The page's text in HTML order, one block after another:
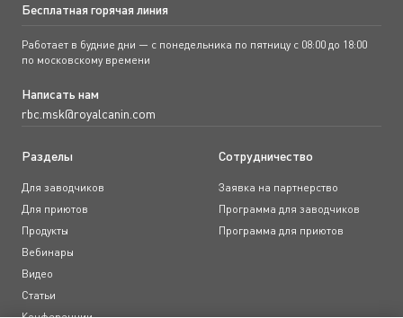
Бесплатная горячая линия
Работает в будние дни — с понедельника по пятницу с 08:00 до 18:00
по московскому времени
Написать нам
rbc.msk@royalcanin.com
Разделы
Для заводчиков
Для приютов
Продукты
Вебинары
Видео
Статьи
Сотрудничество
Заявка на партнерство
Программа для заводчиков
Программа для приютов